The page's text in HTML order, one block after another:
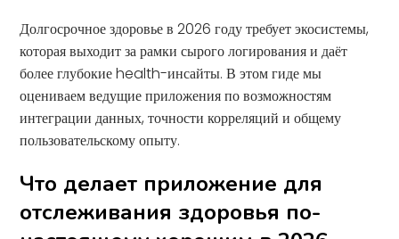
Долгосрочное здоровье в 2026 году требует экосистемы,
которая выходит за рамки сырого логирования и даёт
более глубокие health-инсайты. В этом гиде мы
оцениваем ведущие приложения по возможностям
интеграции данных, точности корреляций и общему
пользовательскому опыту.
Что делает приложение для
отслеживания здоровья по-